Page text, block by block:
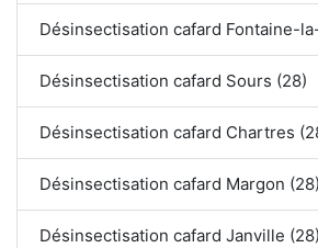
Désinsectisation cafard Fontaine-
Désinsectisation cafard Sours (28)
Désinsectisation cafard Chartres
Désinsectisation cafard Margon (28)
Désinsectisation cafard Janville (28)